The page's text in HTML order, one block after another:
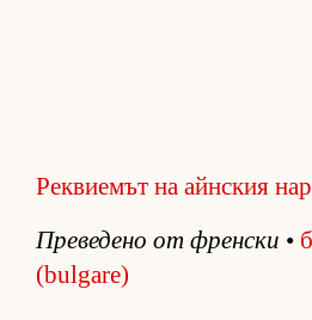
Реквиемът на айнския
Пре­ве­дено от френ­ски •
(bulgare)